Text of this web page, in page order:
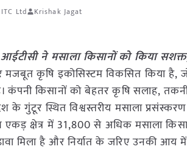
ITC Ltd Krishak Jagat
आईटीसी ने मसाला किसानों को किया
कृषि इकोसिस्टम विकसित किया है,
कंपनी किसानों को बेहतर कृषि सलाह,
के गुंटूर स्थित विश्वस्तरीय मसाला
क्षेत्र में 31,800 से अधिक मसाला
मिला है और निर्यात के जरिए उनकी आय